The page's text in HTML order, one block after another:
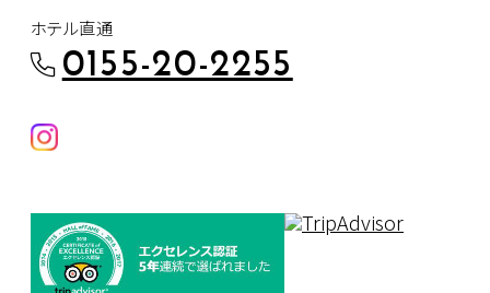
ホテル直通
0155-20-2255